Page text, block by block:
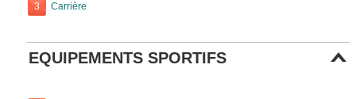
3 Carrière
EQUIPEMENTS SPORTIFS